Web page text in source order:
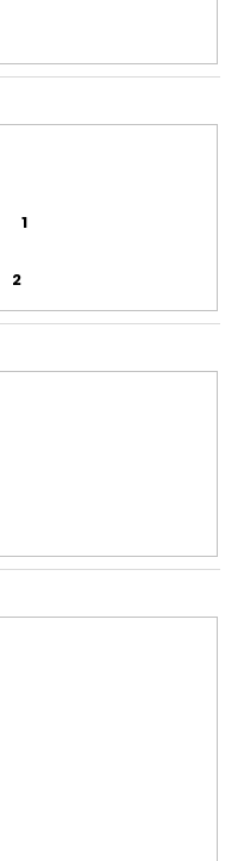
1
2